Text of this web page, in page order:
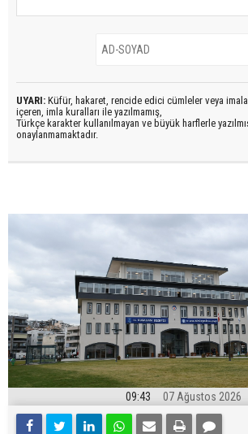
UYARI: Küfür, hakaret, rencide edici cümleler veya
içeren, imla kuralları ile yazılmamış,
Türkçe karakter kullanılmayan ve büyük harflerle
onaylanmamaktadır.
09:43 07 Ağustos 2026